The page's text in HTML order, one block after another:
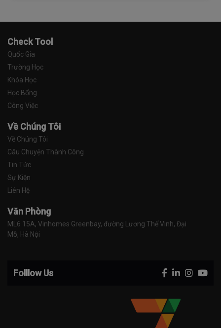
Check Tool
Quốc Gia
Trường Học
Khóa Học
Học Bổng
Công Việc
Về Chúng Tôi
Về Chúng Tôi
Câu Chuyện Thành Công
Tin Tức
Sự Kiện
Liên Hệ
Văn Phòng
ML6 15A, Vinhomes Greenbay, đường Lương Thế Vinh, Đại
Mỗ, Hà Nội
Folllow Us